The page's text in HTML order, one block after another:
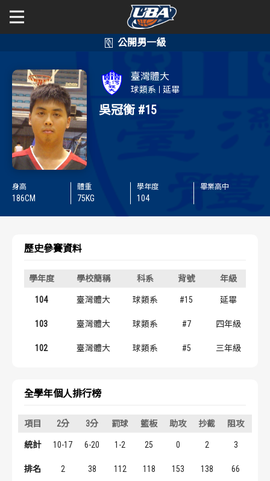
公開男一級 賽事資訊
賽程表
球隊資訊
選手資訊
歷屆冠軍
歷史數據排行
公開女一級
賽事資訊
賽程表
球隊資訊
選手資訊
歷屆冠軍
歷史數據排行
二級與一般組
臺灣體大
球類系 延畢
吳冠衡 #15
身高
186CM
體重
75KG
學年度
104
畢業高中
歷史參賽資料
學年度 學校簡稱 科系 背號 年級
104 臺灣體大 球類系 #15 延畢
103 臺灣體大 球類系 #7 四年級
102 臺灣體大 球類系 #5 三年級
全學年個人排行榜
項目 2分 3分 罰球 籃板 助攻 抄截 阻攻
統計 10-17 6-20 1-2 25 0 2 3
排名 2 38 112 118 153 138 66